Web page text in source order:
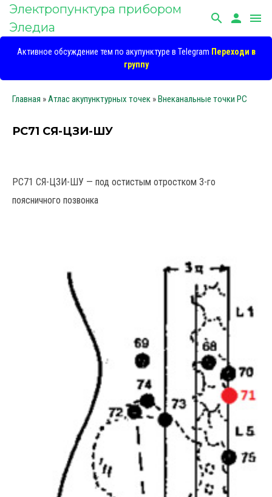
Электропунктура прибором
Эледиа
search person menu
Активное обсуждение тем по акупунктуре в Telegram Переходи в
группу
Главная »Атлас акупунктурных точек »Внеканальные точки PC
РС71 СЯ-ЦЗИ-ШУ
РС71 СЯ-ЦЗИ-ШУ — под остистым отростком 3-го
поясничного позвонка